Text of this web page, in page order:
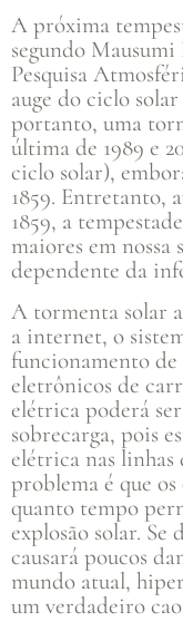
A próxima
segundo
Pesquisa
auge do ciclo
portanto, uma
última de 1989 e
ciclo solar),
1859. Entretanto,
1859, a
maiores em nossa
dependente da
A tormenta solar
a internet, o
funcionamento de
eletrônicos de
elétrica poderá
sobrecarga, pois
elétrica nas linhas
problema é que
quanto tempo
explosão solar. Se
causará poucos
mundo atual,
um verdadeiro